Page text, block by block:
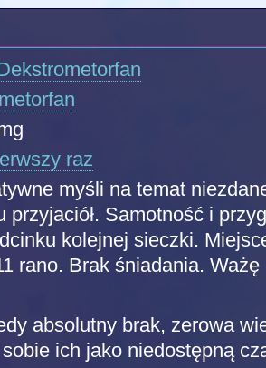
raz
myśli na temat
przyjaciół. Samotność i
kolejnej sieczki.
rano. Brak śniadania. Ważę
absolutny brak, zerowa
ich jako niedostępną